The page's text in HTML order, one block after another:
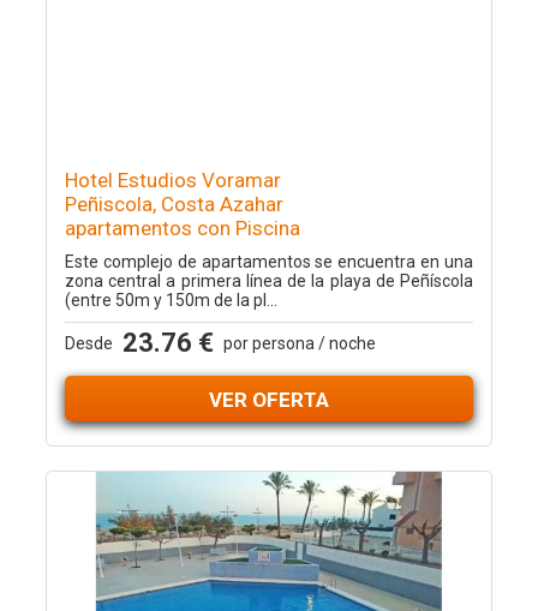
Hotel Estudios Voramar
Peñiscola, Costa Azahar
apartamentos con Piscina
Este complejo de apartamentos se encuentra en una
zona central a primera línea de la playa de Peñíscola
(entre 50m y 150m de la pl...
Desde 23.76 € por persona / noche
VER OFERTA